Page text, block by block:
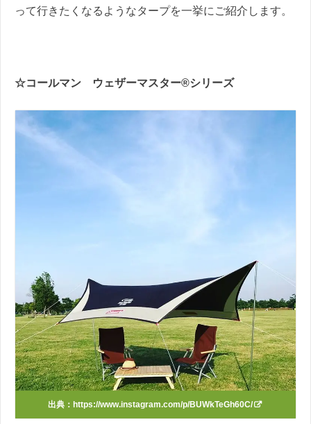
って行きたくなるようなタープを一挙にご紹介します。
☆コールマン ウェザーマスター®シリーズ
出典： https://www.instagram.com/p/BUWkTeGh60C/